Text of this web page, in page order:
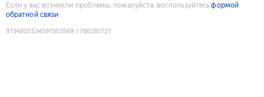
Если у вас возникли проблемы, пожалуйста, воспользуйтесьформой
обратной связи
9194805534591503569:1786280721